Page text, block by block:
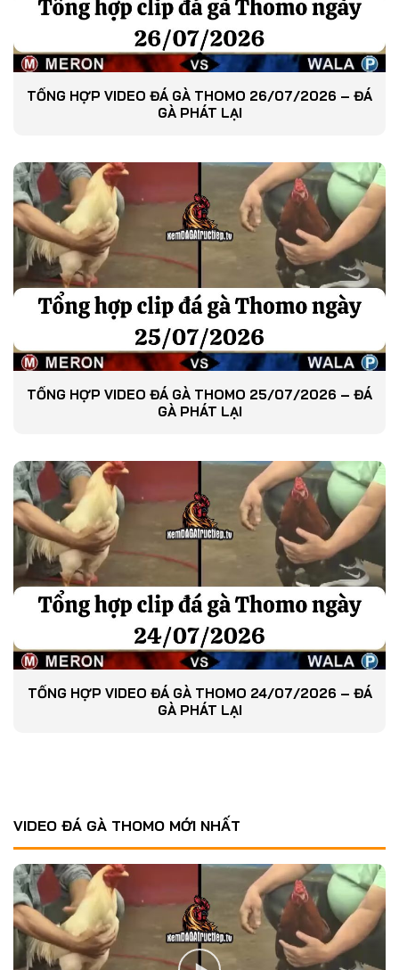
TỔNG HỢP VIDEO ĐÁ GÀ THOMO 26/07/2026 – ĐÁ
GÀ PHÁT LẠI
TỔNG HỢP VIDEO ĐÁ GÀ THOMO 25/07/2026 – ĐÁ
GÀ PHÁT LẠI
TỔNG HỢP VIDEO ĐÁ GÀ THOMO 24/07/2026 – ĐÁ
GÀ PHÁT LẠI
VIDEO ĐÁ GÀ THOMO MỚI NHẤT